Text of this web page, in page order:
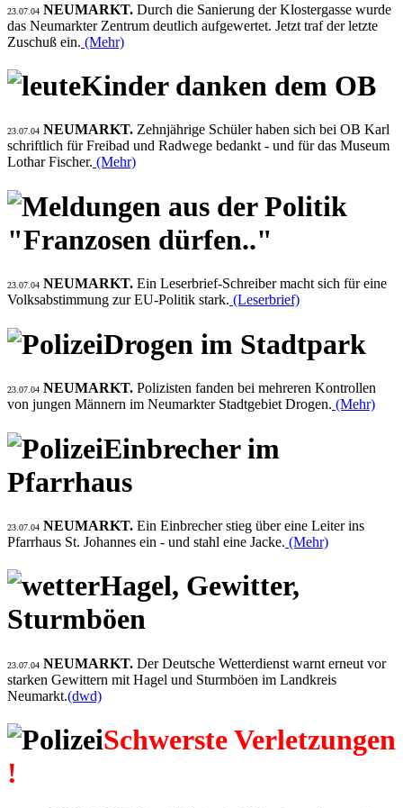
23.07.04 NEUMARKT. Durch die Sanierung der Klostergasse wurde
das Neumarkter Zentrum deutlich aufgewertet. Jetzt traf der letzte
Zuschuß ein. (Mehr)
Kinder danken dem OB
23.07.04 NEUMARKT. Zehnjährige Schüler haben sich bei OB Karl
schriftlich für Freibad und Radwege bedankt - und für das Museum
Lothar Fischer. (Mehr)
"Franzosen dürfen.."
23.07.04 NEUMARKT. Ein Leserbrief-Schreiber macht sich für eine
Volksabstimmung zur EU-Politik stark. (Leserbrief)
Drogen im Stadtpark
23.07.04 NEUMARKT. Polizisten fanden bei mehreren Kontrollen
von jungen Männern im Neumarkter Stadtgebiet Drogen. (Mehr)
Einbrecher im
Pfarrhaus
23.07.04 NEUMARKT. Ein Einbrecher stieg über eine Leiter ins
Pfarrhaus St. Johannes ein - und stahl eine Jacke. (Mehr)
Hagel, Gewitter,
Sturmböen
23.07.04 NEUMARKT. Der Deutsche Wetterdienst warnt erneut vor
starken Gewittern mit Hagel und Sturmböen im Landkreis
Neumarkt.(dwd)
Schwerste Verletzungen
!